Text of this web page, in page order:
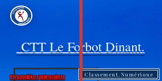
CTT Le Forbot Dinant.
Persoonlijke spelersruimte Classement.Numérique